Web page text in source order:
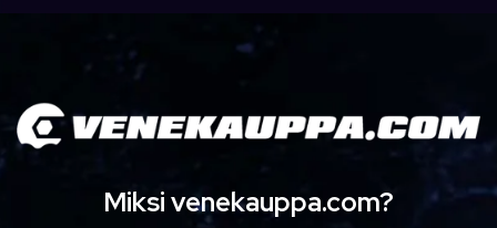
Miksi venekauppa.com?